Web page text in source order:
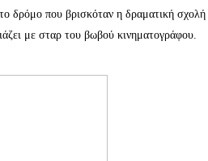
που βρισκόταν η δραματική σχολή
με σταρ του βωβού κινηματογράφου.